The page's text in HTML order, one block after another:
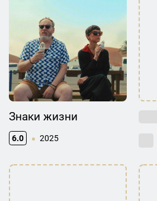
Знаки жизни
6.0 2025